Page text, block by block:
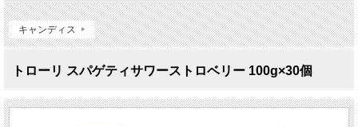
キャンディス
トローリ スパゲティサワーストロベリー 100g×30個